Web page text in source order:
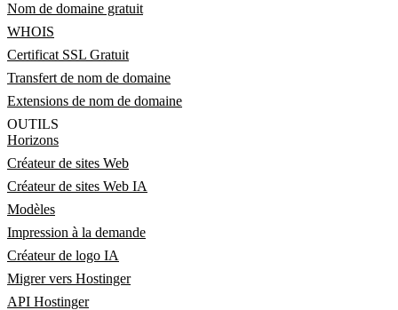
Nom de domaine gratuit
WHOIS
Certificat SSL Gratuit
Transfert de nom de domaine
Extensions de nom de domaine
OUTILS
Horizons
Créateur de sites Web
Créateur de sites Web IA
Modèles
Impression à la demande
Créateur de logo IA
Migrer vers Hostinger
API Hostinger